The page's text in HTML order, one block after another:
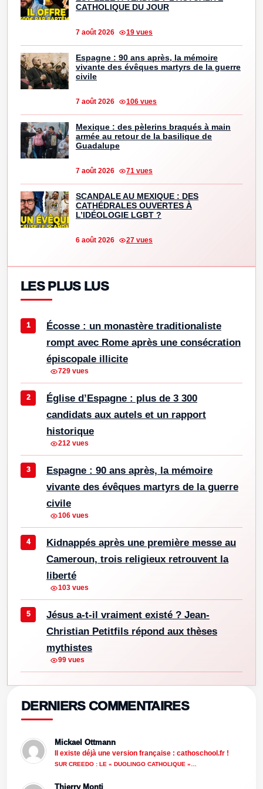
CATHOLIQUE DU JOUR
7 août 2026 19 vues
Espagne : 90 ans après, la mémoire
vivante des évêques martyrs de la guerre
civile
7 août 2026 106 vues
Mexique : des pèlerins braqués à main
armée au retour de la basilique de
Guadalupe
7 août 2026 71 vues
SCANDALE AU MEXIQUE : DES
CATHÉDRALES OUVERTES À
L’IDÉOLOGIE LGBT ?
6 août 2026 27 vues
LES PLUS LUS
Écosse : un monastère traditionaliste
rompt avec Rome après une consécration
épiscopale illicite
729 vues
Église d’Espagne : plus de 3 300
candidats aux autels et un rapport
historique
212 vues
Espagne : 90 ans après, la mémoire
vivante des évêques martyrs de la guerre
civile
106 vues
Kidnappés après une première messe au
Cameroun, trois religieux retrouvent la
liberté
103 vues
Jésus a-t-il vraiment existé ? Jean-
Christian Petitfils répond aux thèses
mythistes
99 vues
DERNIERS COMMENTAIRES
Mickael Ottmann
Il existe déjà une version française : cathoschool.fr !
SUR CREEDO : LE « DUOLINGO CATHOLIQUE »…
Thierry Monti